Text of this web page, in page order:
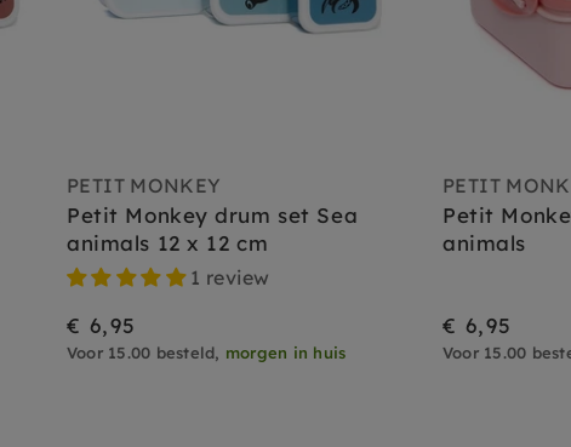
PETIT MONKEY
Petit Monkey drum set Sea
animals 12 x 12 cm
1 review
€ 6,95
Voor 15.00 besteld, morgen in huis
PETIT
Petit
animals
€ 6,95
Voor 15.00